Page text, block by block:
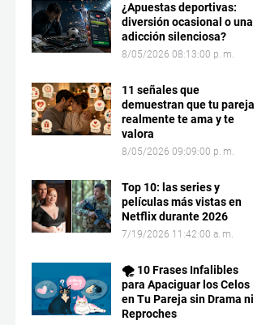
¿Apuestas deportivas:
diversión ocasional o una
adicción silenciosa?
8/05/2026 08:13:00 p. m.
11 señales que
demuestran que tu pareja
realmente te ama y te
valora
8/05/2026 09:09:00 p. m.
Top 10: las series y
películas más vistas en
Netflix durante 2026
7/19/2026 11:42:00 a. m.
🌪️ 10 Frases Infalibles
para Apaciguar los Celos
en Tu Pareja sin Drama ni
Reproches